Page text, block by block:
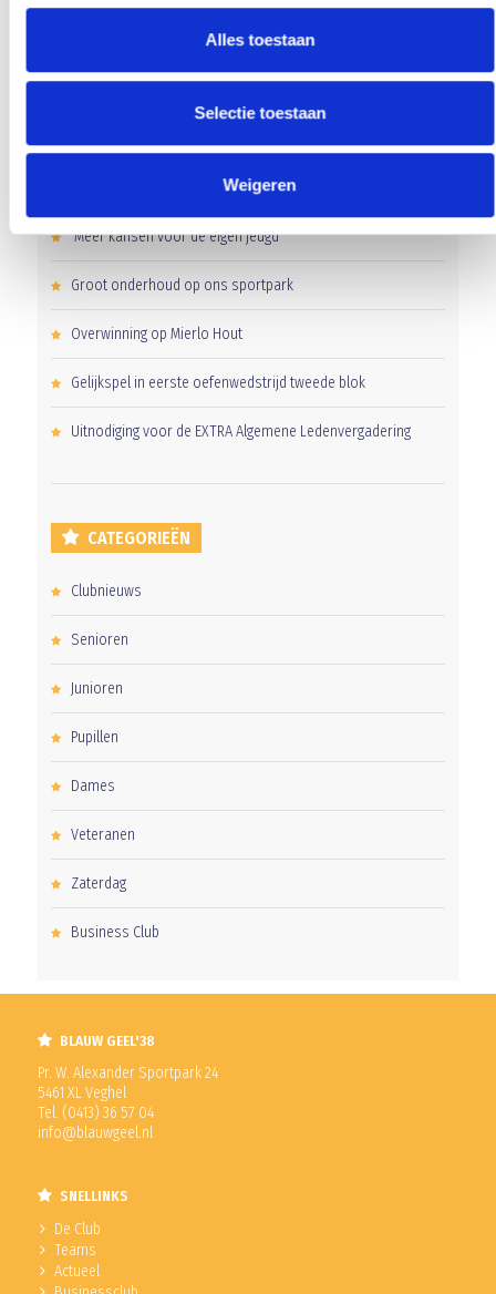
Alles toestaan
Selectie toestaan
Weigeren
AANMELDEN LID
‘Méér kansen voor de eigen jeugd’
Groot onderhoud op ons sportpark
Overwinning op Mierlo Hout
Gelijkspel in eerste oefenwedstrijd tweede blok
Uitnodiging voor de EXTRA Algemene Ledenvergadering
CATEGORIEËN
Clubnieuws
Senioren
Junioren
Pupillen
Dames
Veteranen
Zaterdag
Business Club
BLAUW GEEL'38
Pr. W. Alexander Sportpark 24
5461 XL Veghel
Tel. (0413) 36 57 04
info@blauwgeel.nl
SNELLINKS
De Club
Teams
Actueel